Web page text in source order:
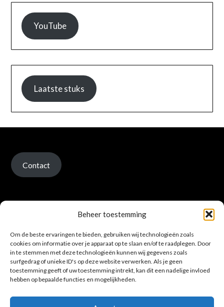
Beheer toestemming
Om de beste ervaringen te bieden, gebruiken wij technologieën zoals
cookies om informatie over je apparaat op te slaan en/of te raadplegen. Door
in te stemmen met deze technologieën kunnen wij gegevens zoals
surfgedrag of unieke ID's op deze website verwerken. Als je geen
toestemming geeft of uw toestemming intrekt, kan dit een nadelige invloed
hebben op bepaalde functies en mogelijkheden.
YouTube
Laatste stuks
Contact
Verzenden en retour